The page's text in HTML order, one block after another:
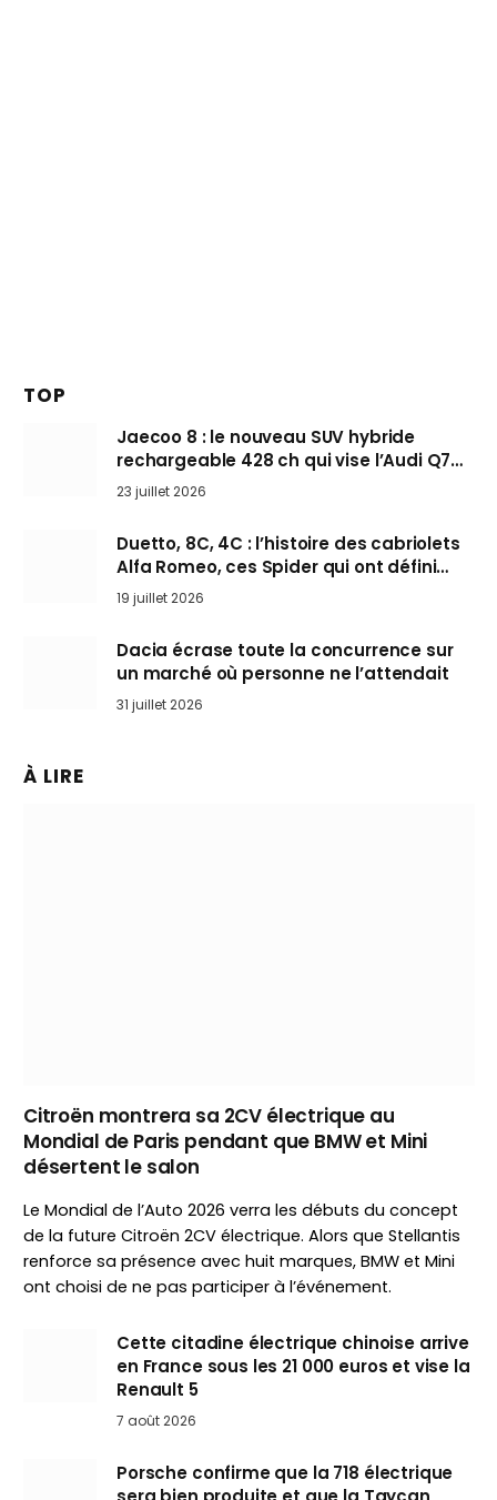
TOP
Jaecoo 8 : le nouveau SUV hybride
rechargeable 428 ch qui vise l’Audi Q7
arrive en Europe cet automne
23 juillet 2026
Duetto, 8C, 4C : l’histoire des cabriolets
Alfa Romeo, ces Spider qui ont défini
l’art de rouler cheveux au vent
19 juillet 2026
Dacia écrase toute la concurrence sur
un marché où personne ne l’attendait
31 juillet 2026
À LIRE
Citroën montrera sa 2CV électrique au
Mondial de Paris pendant que BMW et Mini
désertent le salon
Le Mondial de l’Auto 2026 verra les débuts du concept
de la future Citroën 2CV électrique. Alors que Stellantis
renforce sa présence avec huit marques, BMW et Mini
ont choisi de ne pas participer à l’événement.
Cette citadine électrique chinoise arrive
en France sous les 21 000 euros et vise la
Renault 5
7 août 2026
Porsche confirme que la 718 électrique